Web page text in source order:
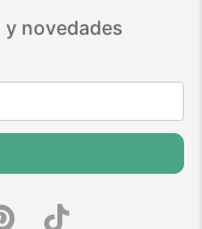
novedades